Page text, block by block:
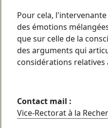
Pour cela,
des émotions
que sur celle de la
des arguments qui
considérations
Contact mail :
Vice-Rectorat à la